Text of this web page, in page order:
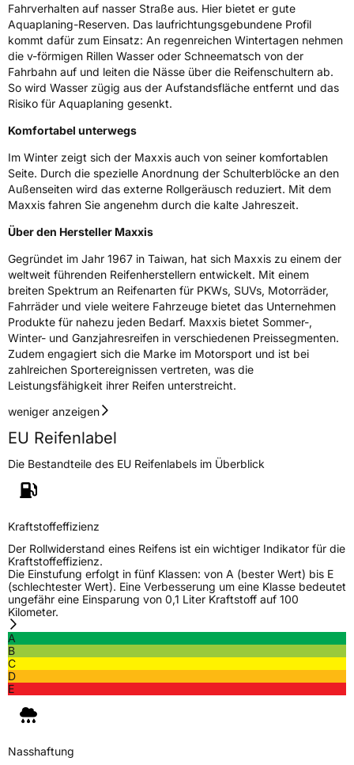
Neutronenlaan 7 5405NG Uden Noord
Brabant Niederlande,
regulation@maxxistce.nl
Fahrverhalten auf nasser Straße aus. Hier bietet er gute
Aquaplaning-Reserven. Das laufrichtungsgebundene Profil
kommt dafür zum Einsatz: An regenreichen Wintertagen nehmen
die v-förmigen Rillen Wasser oder Schneematsch von der
Fahrbahn auf und leiten die Nässe über die Reifenschultern ab.
So wird Wasser zügig aus der Aufstandsfläche entfernt und das
Risiko für Aquaplaning gesenkt.
Komfortabel unterwegs
Im Winter zeigt sich der Maxxis auch von seiner komfortablen
Seite. Durch die spezielle Anordnung der Schulterblöcke an den
Außenseiten wird das externe Rollgeräusch reduziert. Mit dem
Maxxis fahren Sie angenehm durch die kalte Jahreszeit.
Über den Hersteller Maxxis
Gegründet im Jahr 1967 in Taiwan, hat sich Maxxis zu einem der
weltweit führenden Reifenherstellern entwickelt. Mit einem
breiten Spektrum an Reifenarten für PKWs, SUVs, Motorräder,
Fahrräder und viele weitere Fahrzeuge bietet das Unternehmen
Produkte für nahezu jeden Bedarf. Maxxis bietet Sommer-,
Winter- und Ganzjahresreifen in verschiedenen Preissegmenten.
Zudem engagiert sich die Marke im Motorsport und ist bei
zahlreichen Sportereignissen vertreten, was die
Leistungsfähigkeit ihrer Reifen unterstreicht.
weniger anzeigen
EU Reifenlabel
Die Bestandteile des EU Reifenlabels im Überblick
Kraftstoffeffizienz
Der Rollwiderstand eines Reifens ist ein wichtiger Indikator für die
Kraftstoffeffizienz.
Die Einstufung erfolgt in fünf Klassen: von A (bester Wert) bis E
(schlechtester Wert). Eine Verbesserung um eine Klasse bedeutet
ungefähr eine Einsparung von 0,1 Liter Kraftstoff auf 100
Kilometer.
A
B
C
D
E
Nasshaftung